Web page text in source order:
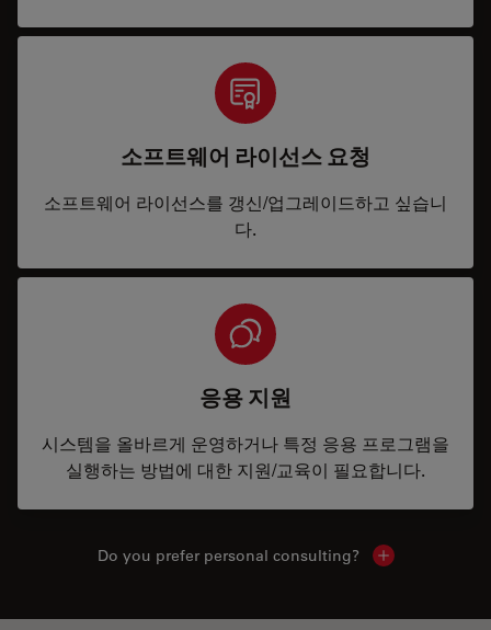
소프트웨어 라이선스 요청
소프트웨어 라이선스를 갱신/업그레이드하고 싶습니
다.
응용 지원
시스템을 올바르게 운영하거나 특정 응용 프로그램을
실행하는 방법에 대한 지원/교육이 필요합니다.
Do you prefer personal consulting? Show local